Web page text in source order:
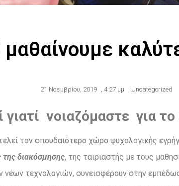
μαθαίνουμε
21 Νοεμβρίου, 2019 4:27 μμ Uncategorized
γιατί νοιαζόμαστε για
τον σπουδαιότερο χώρο ψυχολογικής
της διακόσµησης, της ταιριαστής με τους
νέων τεχνολογιών, συνεισφέρουν στην